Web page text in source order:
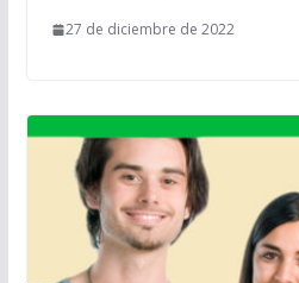
27 de diciembre de 2022